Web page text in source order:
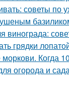
советы по
грядки
Когда
огорода и